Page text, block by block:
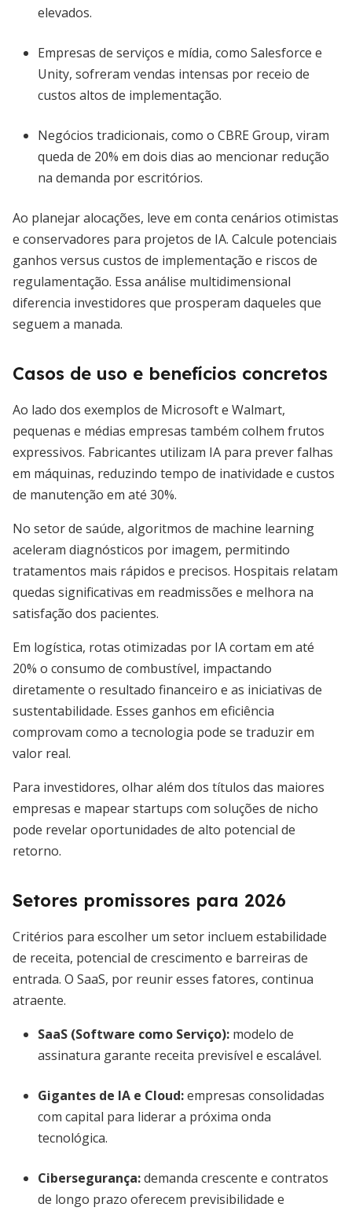
elevados.
Empresas de serviços e mídia, como Salesforce e
Unity, sofreram vendas intensas por receio de
custos altos de implementação.
Negócios tradicionais, como o CBRE Group, viram
queda de 20% em dois dias ao mencionar redução
na demanda por escritórios.
Ao planejar alocações, leve em conta cenários otimistas
e conservadores para projetos de IA. Calcule potenciais
ganhos versus custos de implementação e riscos de
regulamentação. Essa análise multidimensional
diferencia investidores que prosperam daqueles que
seguem a manada.
Casos de uso e benefícios concretos
Ao lado dos exemplos de Microsoft e Walmart,
pequenas e médias empresas também colhem frutos
expressivos. Fabricantes utilizam IA para prever falhas
em máquinas, reduzindo tempo de inatividade e custos
de manutenção em até 30%.
No setor de saúde, algoritmos de machine learning
aceleram diagnósticos por imagem, permitindo
tratamentos mais rápidos e precisos. Hospitais relatam
quedas significativas em readmissões e melhora na
satisfação dos pacientes.
Em logística, rotas otimizadas por IA cortam em até
20% o consumo de combustível, impactando
diretamente o resultado financeiro e as iniciativas de
sustentabilidade. Esses ganhos em eficiência
comprovam como a tecnologia pode se traduzir em
valor real.
Para investidores, olhar além dos títulos das maiores
empresas e mapear startups com soluções de nicho
pode revelar oportunidades de alto potencial de
retorno.
Setores promissores para 2026
Critérios para escolher um setor incluem estabilidade
de receita, potencial de crescimento e barreiras de
entrada. O SaaS, por reunir esses fatores, continua
atraente.
SaaS (Software como Serviço): modelo de
assinatura garante receita previsível e escalável.
Gigantes de IA e Cloud:empresas consolidadas
com capital para liderar a próxima onda
tecnológica.
Cibersegurança:demanda crescente e contratos
de longo prazo oferecem previsibilidade e